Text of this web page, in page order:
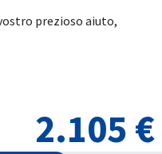
prezioso aiuto,
2.105 €